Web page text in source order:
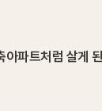
파트처럼 살게